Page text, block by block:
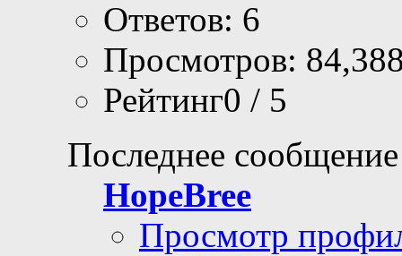
Ответов: 6
Просмотров:
Рейтинг0 / 5
Последнее
HopeBree
Просмотр